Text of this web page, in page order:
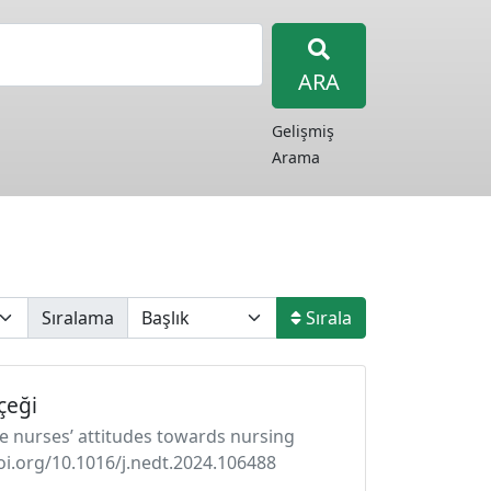
ARA
Gelişmiş
Arama
Sıralama Sırala
nurses’ attitudes towards nursing
10.1016/j.nedt.2024.106488